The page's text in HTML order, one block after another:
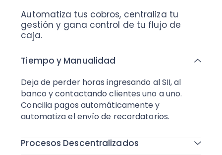
Automatiza tus cobros, centraliza tu
gestión y gana control de tu flujo de
caja.
Tiempo y Manualidad
Deja de perder horas ingresando al SII, al
banco y contactando clientes uno a uno.
Concilia pagos automáticamente y
automatiza el envío de recordatorios.
Procesos Descentralizados